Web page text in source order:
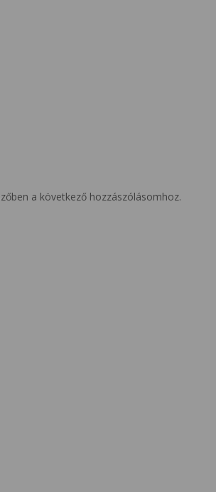
a következő hozzászólásomhoz.